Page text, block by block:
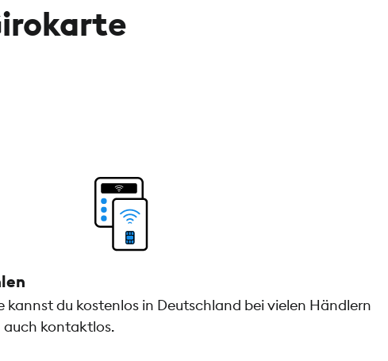
kannst du kostenlos in Deutschland bei vielen Händlern
auch kontaktlos.